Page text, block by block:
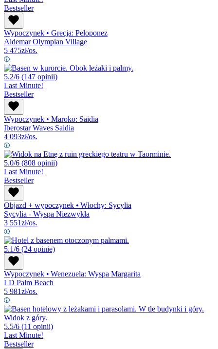
Bestseller
Wypoczynek • Grecja: Peloponez
Aldemar Olympian Village
5 475zł/os.
5.2/6 (147 opinii)
Last Minute!
Bestseller
Wypoczynek • Maroko: Saidia
Iberostar Waves Saidia
4 093zł/os.
5.0/6 (808 opinii)
Last Minute!
Bestseller
Objazd + wypoczynek • Włochy: Sycylia
Sycylia - Wyspa Niezwykła
3 551zł/os.
5.1/6 (24 opinie)
Wypoczynek • Wenezuela: Wyspa Margarita
LD Palm Beach
5 981zł/os.
5.5/6 (11 opinii)
Last Minute!
Bestseller